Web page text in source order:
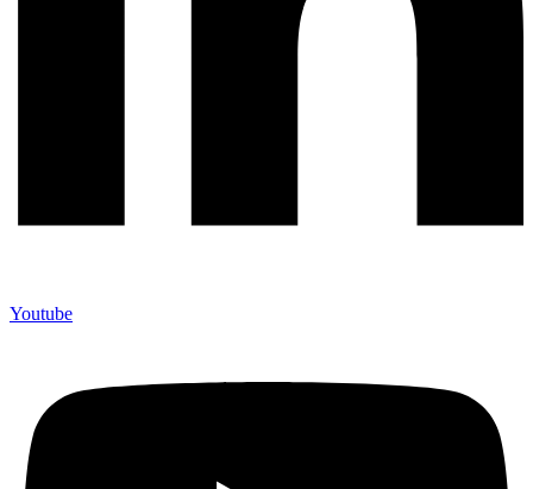
Youtube